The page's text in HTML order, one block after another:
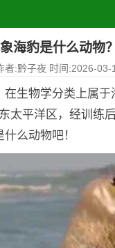
海豹是什么动物？
者:黔子夜 时间:2026-03-
生物学分类上属
太平洋区，经训练
么动物吧！